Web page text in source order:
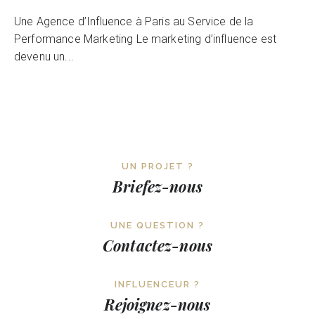
Une Agence d’Influence à Paris au Service de la
Performance Marketing Le marketing d’influence est
devenu un...
UN PROJET ?
Briefez-nous
UNE QUESTION ?
Contactez-nous
INFLUENCEUR ?
Rejoignez-nous